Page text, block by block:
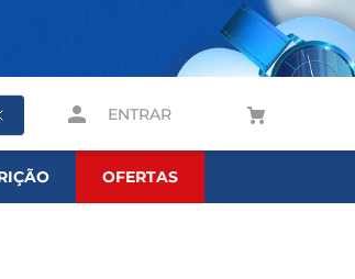
ENTRAR
OFERTAS